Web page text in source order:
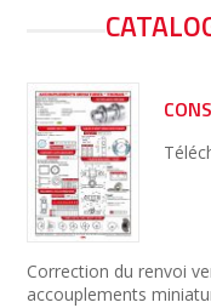
Correction du renvoi
accouplements